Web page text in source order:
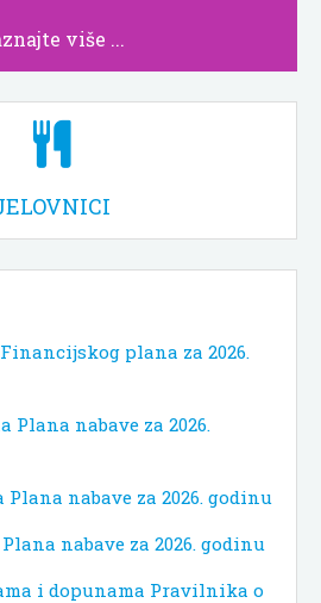
više ...
plana za 2026.
Plana nabave za 2026.
nabave za 2026. godinu
nabave za 2026. godinu
i dopunama Pravilnika o